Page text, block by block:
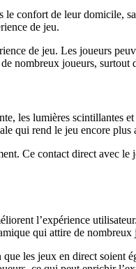
confort de leur domicile,
de jeu.
de jeu. Les joueurs
nombreux joueurs, surtout
les lumières scintillantes
qui rend le jeu encore plus
Ce contact direct avec le
l’expérience
qui attire de nombreux
les jeux en direct soient